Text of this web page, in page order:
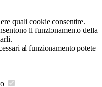
quali cookie consentire.
il funzionamento della
al funzionamento potete